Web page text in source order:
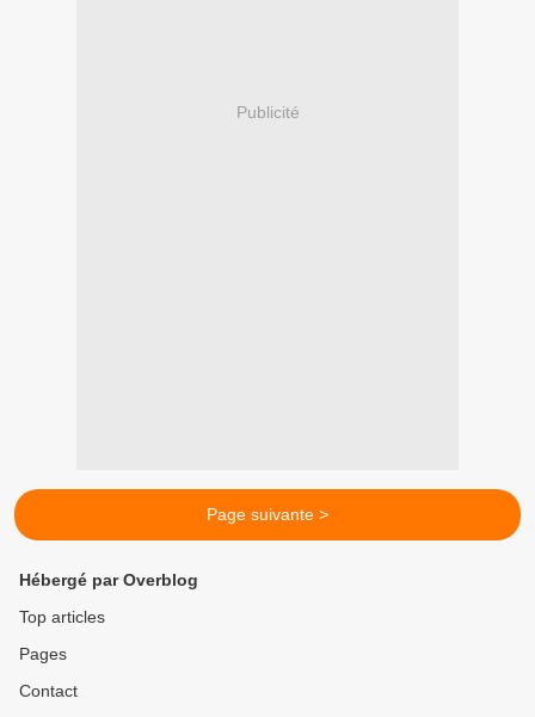
Publicité
Page suivante >
Hébergé par Overblog
Top articles
Pages
Contact